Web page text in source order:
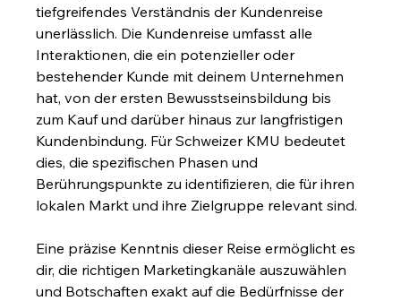
tiefgreifendes Verständnis der Kundenreise
unerlässlich. Die Kundenreise umfasst alle
Interaktionen, die ein potenzieller oder
bestehender Kunde mit deinem Unternehmen
hat, von der ersten Bewusstseinsbildung bis
zum Kauf und darüber hinaus zur langfristigen
Kundenbindung. Für Schweizer KMU bedeutet
dies, die spezifischen Phasen und
Berührungspunkte zu identifizieren, die für ihren
lokalen Markt und ihre Zielgruppe relevant sind.
Eine präzise Kenntnis dieser Reise ermöglicht es
dir, die richtigen Marketingkanäle auszuwählen
und Botschaften exakt auf die Bedürfnisse der